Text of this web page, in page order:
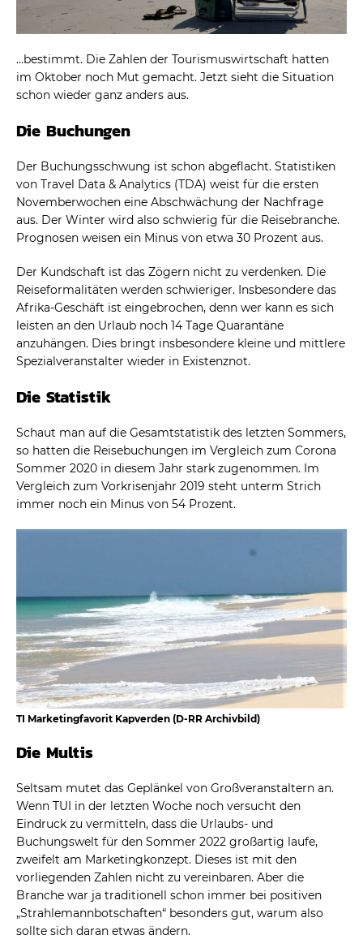
…bestimmt. Die Zahlen der Tourismuswirtschaft hatten
im Oktober noch Mut gemacht. Jetzt sieht die Situation
schon wieder ganz anders aus.
Die Buchungen
Der Buchungsschwung ist schon abgeflacht. Statistiken
von Travel Data & Analytics (TDA) weist für die ersten
Novemberwochen eine Abschwächung der Nachfrage
aus. Der Winter wird also schwierig für die Reisebranche.
Prognosen weisen ein Minus von etwa 30 Prozent aus.
Der Kundschaft ist das Zögern nicht zu verdenken. Die
Reiseformalitäten werden schwieriger. Insbesondere das
Afrika-Geschäft ist eingebrochen, denn wer kann es sich
leisten an den Urlaub noch 14 Tage Quarantäne
anzuhängen. Dies bringt insbesondere kleine und mittlere
Spezialveranstalter wieder in Existenznot.
Die Statistik
Schaut man auf die Gesamtstatistik des letzten Sommers,
so hatten die Reisebuchungen im Vergleich zum Corona
Sommer 2020 in diesem Jahr stark zugenommen. Im
Vergleich zum Vorkrisenjahr 2019 steht unterm Strich
immer noch ein Minus von 54 Prozent.
TI Marketingfavorit Kapverden (D-RR Archivbild)
Die Multis
Seltsam mutet das Geplänkel von Großveranstaltern an.
Wenn TUI in der letzten Woche noch versucht den
Eindruck zu vermitteln, dass die Urlaubs- und
Buchungswelt für den Sommer 2022 großartig laufe,
zweifelt am Marketingkonzept. Dieses ist mit den
vorliegenden Zahlen nicht zu vereinbaren. Aber die
Branche war ja traditionell schon immer bei positiven
„Strahlemannbotschaften“ besonders gut, warum also
sollte sich daran etwas ändern.